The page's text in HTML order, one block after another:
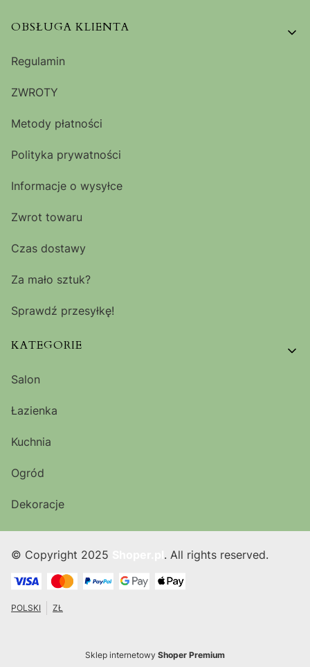
OBSŁUGA KLIENTA
Regulamin
ZWROTY
Metody płatności
Polityka prywatności
Informacje o wysyłce
Zwrot towaru
Czas dostawy
Za mało sztuk?
Sprawdź przesyłkę!
KATEGORIE
Salon
Łazienka
Kuchnia
Ogród
Dekoracje
© Copyright 2025 . All rights reserved.
POLSKI ZŁ
Sklep internetowy Shoper Premium